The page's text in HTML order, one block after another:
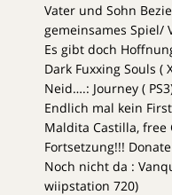
Vater und Sohn
gemeinsames Spiel/
Es gibt doch
Dark Fuxxing Souls (
Neid….: Journey (
Endlich mal kein
Maldita Castilla, free
Fortsetzung!!!
Noch nicht da :
wiipstation 720)